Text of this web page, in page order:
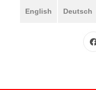
English Deutsch